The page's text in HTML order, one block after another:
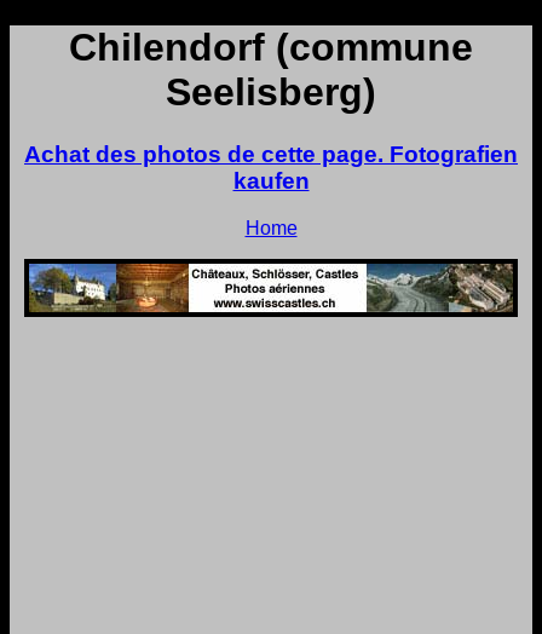
Chilendorf (commune
Seelisberg)
Achat des photos de cette page. Fotografien
kaufen
Home